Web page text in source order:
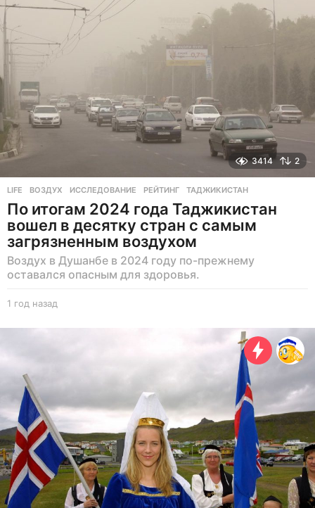
н
з
3414 2
LIFE ВОЗДУХ ,ИССЛЕДОВАНИЕ ,РЕЙТИНГ ,ТАДЖИКИСТАН
По итогам 2024 года Таджикистан
вошел в десятку стран с самым
загрязненным воздухом
Воздух в Душанбе в 2024 году по-прежнему
оставался опасным для здоровья.
1 год назад
о
д